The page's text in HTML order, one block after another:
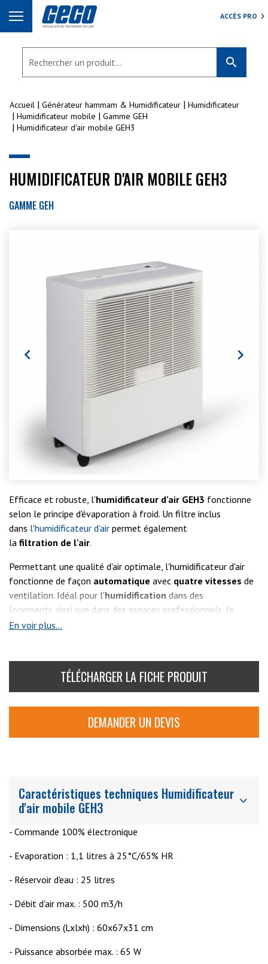
ACCÈS PRO
search
Accueil Générateur hammam & Humidificateur
Humidificateur
Humidificateur mobile
Gamme GEH
Humidificateur d'air mobile GEH3
HUMIDIFICATEUR D'AIR MOBILE GEH3
GAMME GEH
 
Efficace et robuste, l'humidificateur d'air GEH3 fonctionne
selon le principe d'évaporation à froid. Un filtre inclus
dans l'humidificateur d'air permet également
la filtration de l'air.
Permettant une qualité d'air optimale, l'humidificateur d'air
fonctionne de façon automatique avec quatre vitesses de
ventilation. Idéal pour l'humidification dans des
logements ainsi que dans des espaces professionnels, le
GEH3 dispose d'une capacité d'humidification allant jusqu'à
En voir plus...
TÉLÉCHARGER LA FICHE PRODUIT
DEMANDER UN DEVIS
Caractéristiques techniques Humidificateur
d'air mobile GEH3
- Commande 100% électronique
- Evaporation : 1,1 litres à 25°C/65% HR
- Réservoir d'eau : 25 litres
- Débit d'air max. : 500 m3/h
- Dimensions (Lxlxh) : 60x67x31 cm
- Puissance absorbée max. : 65 W